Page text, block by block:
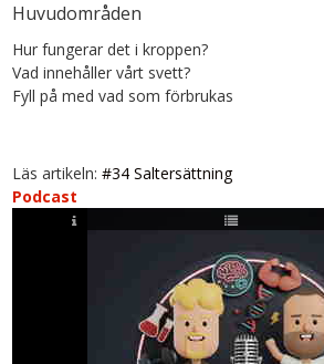
Huvudområden
Hur fungerar det i kroppen?
Vad innehåller vårt svett?
Fyll på med vad som förbrukas
Läs artikeln:#34 Saltersättning
Podcast